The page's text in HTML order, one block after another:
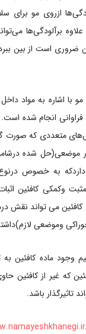
ازروی مو برای
برآلودگی‌ها
ضروری است از بین
اشاره به مواد داخل
انجام شده
متعددی که صورت
موضعی(حل شده
به خصوص
وکمکی کافئین
می تواند نقش
وموضعی
وجود ماده کافئین به
که غیر از کافئین
تاثیرگذار باشد.